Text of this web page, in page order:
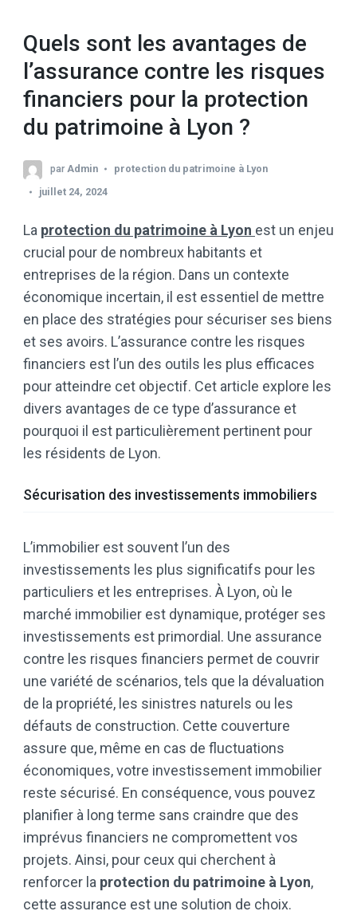
Quels sont les avantages de
l’assurance contre les risques
financiers pour la protection
du patrimoine à Lyon ?
par Admin
protection du patrimoine à Lyon
juillet 24, 2024
La protection du patrimoine à Lyon est un enjeu
crucial pour de nombreux habitants et
entreprises de la région. Dans un contexte
économique incertain, il est essentiel de mettre
en place des stratégies pour sécuriser ses biens
et ses avoirs. L’assurance contre les risques
financiers est l’un des outils les plus efficaces
pour atteindre cet objectif. Cet article explore les
divers avantages de ce type d’assurance et
pourquoi il est particulièrement pertinent pour
les résidents de Lyon.
Sécurisation des investissements immobiliers
L’immobilier est souvent l’un des
investissements les plus significatifs pour les
particuliers et les entreprises. À Lyon, où le
marché immobilier est dynamique, protéger ses
investissements est primordial. Une assurance
contre les risques financiers permet de couvrir
une variété de scénarios, tels que la dévaluation
de la propriété, les sinistres naturels ou les
défauts de construction. Cette couverture
assure que, même en cas de fluctuations
économiques, votre investissement immobilier
reste sécurisé. En conséquence, vous pouvez
planifier à long terme sans craindre que des
imprévus financiers ne compromettent vos
projets. Ainsi, pour ceux qui cherchent à
renforcer la protection du patrimoine à Lyon,
cette assurance est une solution de choix.